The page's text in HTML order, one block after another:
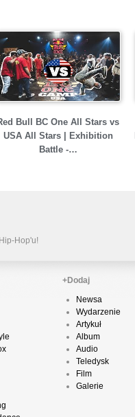
Bull BC One All Stars vs
USA All Stars | Exhibition
Battle -…
Hop'u!
+Dodaj
Newsa
Wydarzenie
Artykuł
Album
Audio
Teledysk
Film
Galerie